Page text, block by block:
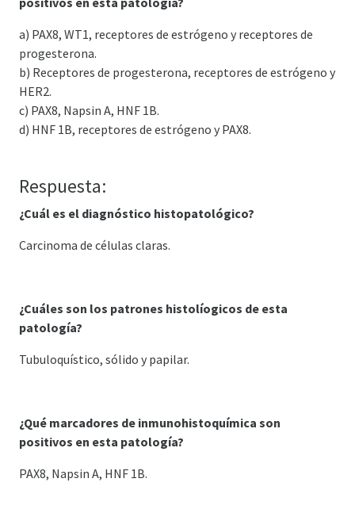
a) PAX8, WT1, receptores de estrógeno y receptores de
progesterona.
b) Receptores de progesterona, receptores de estrógeno y
HER2.
c) PAX8, Napsin A, HNF 1B.
d) HNF 1B, receptores de estrógeno y PAX8.
Respuesta:
¿Cuál es el diagnóstico histopatológico?
Carcinoma de células claras.
¿Cuáles son los patrones histolíogicos de esta
patología?
Tubuloquístico, sólido y papilar.
¿Qué marcadores de inmunohistoquímica son
positivos en esta patología?
PAX8, Napsin A, HNF 1B.